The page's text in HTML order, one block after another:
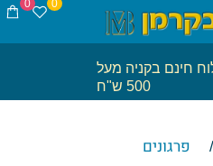
חינם בקניה מעל
500 ש"ח
0 0
/ פרגונים